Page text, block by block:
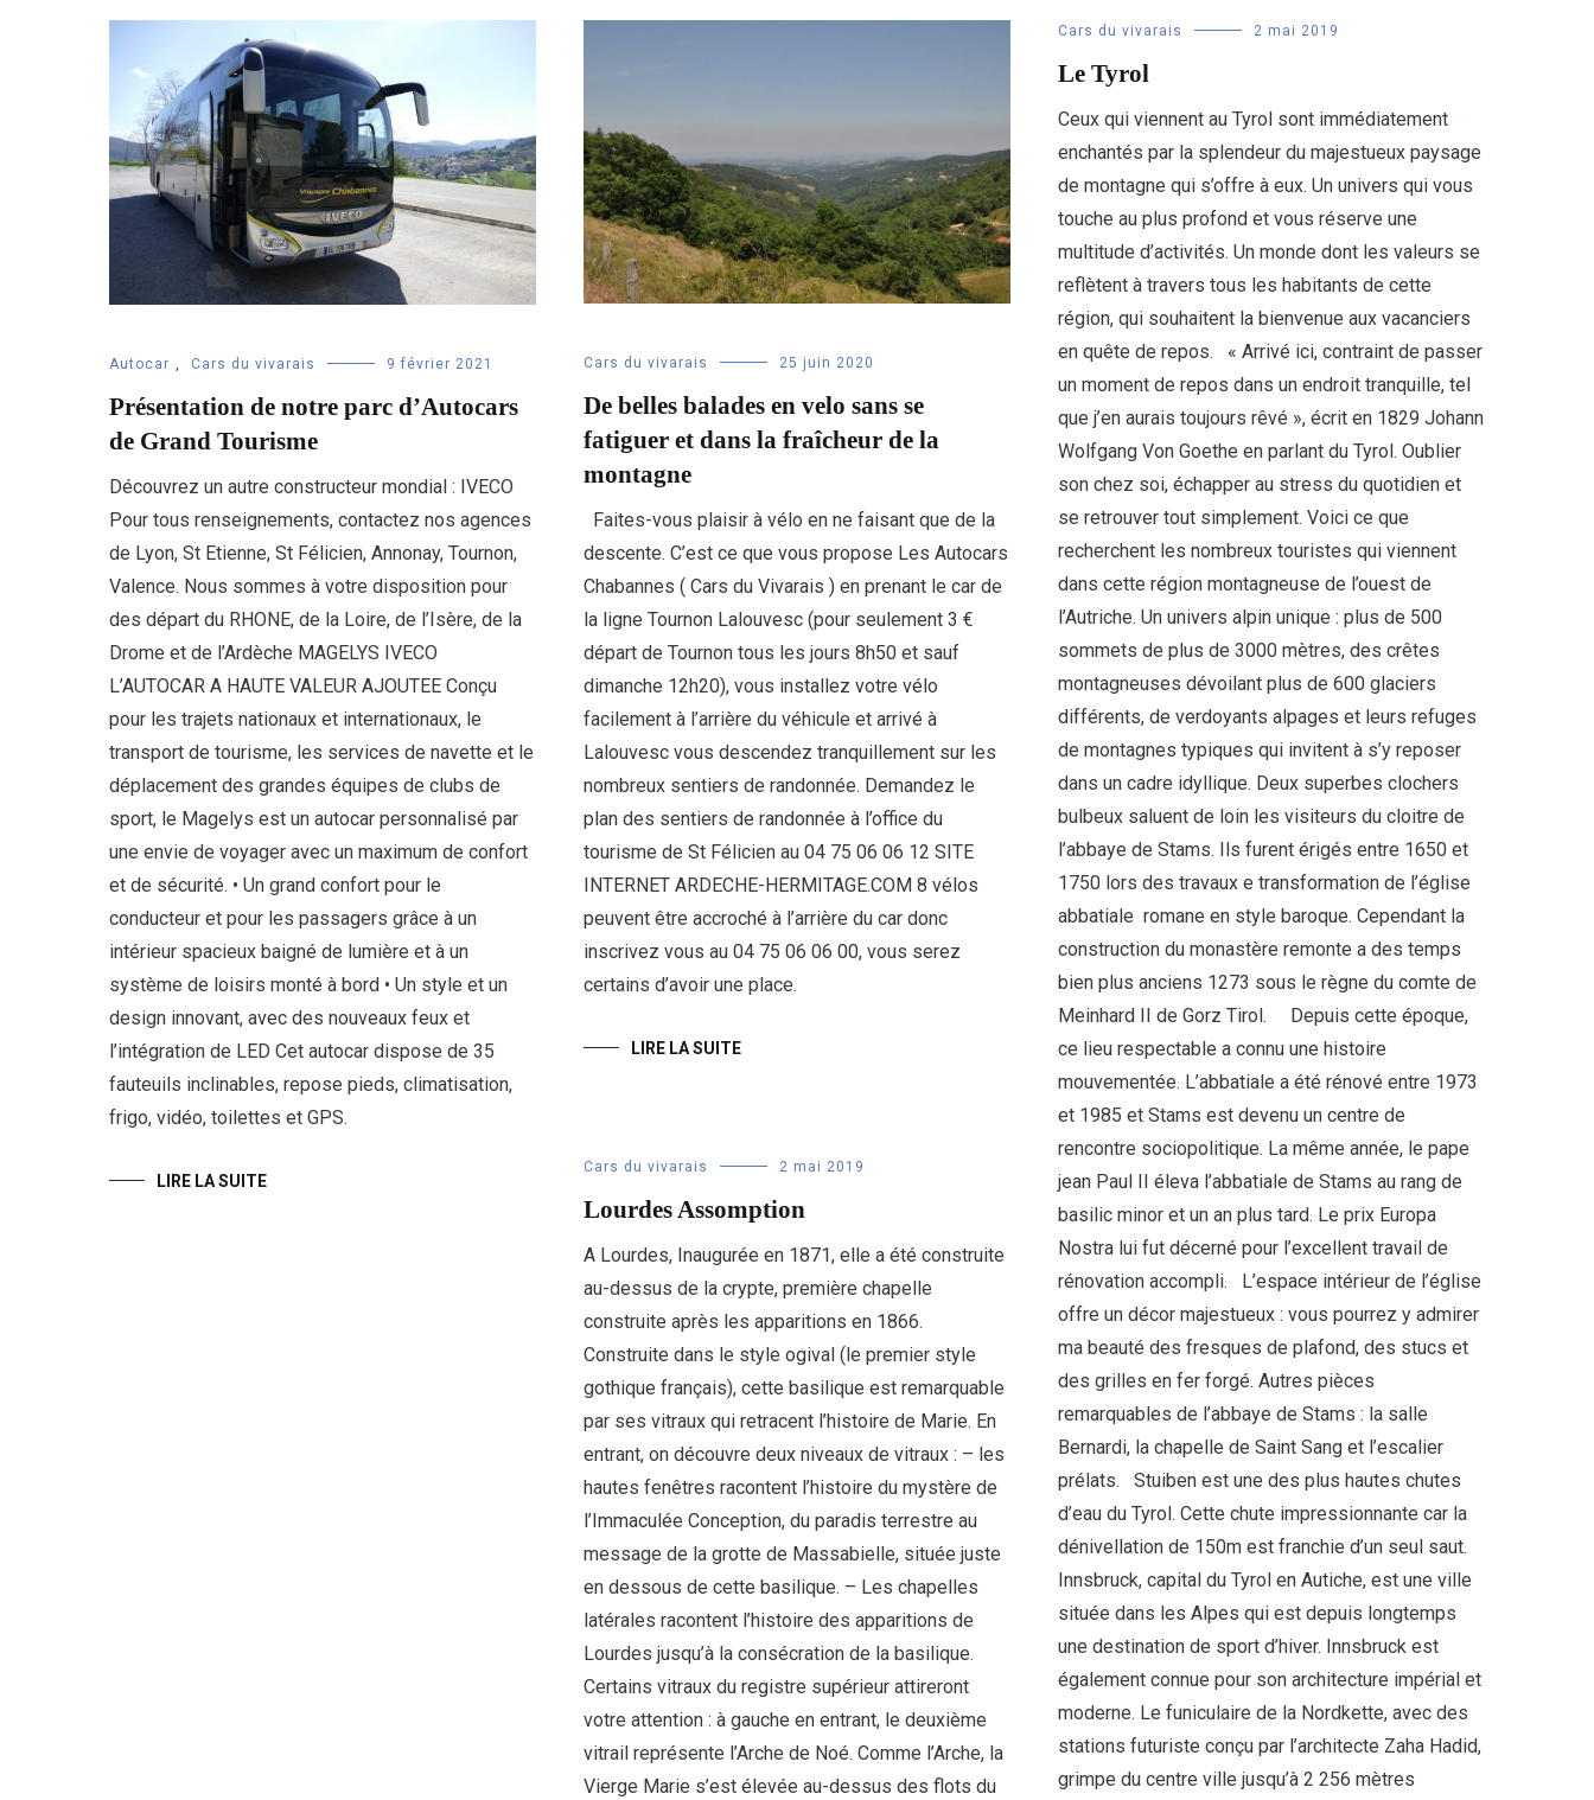
Autocar , Cars du vivarais 9 février 2021
Présentation de notre parc d’Autocars
de Grand Tourisme
Découvrez un autre constructeur mondial : IVECO
Pour tous renseignements, contactez nos agences
de Lyon, St Etienne, St Félicien, Annonay, Tournon,
Valence. Nous sommes à votre disposition pour
des départ du RHONE, de la Loire, de l’Isère, de la
Drome et de l’Ardèche MAGELYS IVECO
L’AUTOCAR A HAUTE VALEUR AJOUTEE Conçu
pour les trajets nationaux et internationaux, le
transport de tourisme, les services de navette et le
déplacement des grandes équipes de clubs de
sport, le Magelys est un autocar personnalisé par
une envie de voyager avec un maximum de confort
et de sécurité. • Un grand confort pour le
conducteur et pour les passagers grâce à un
intérieur spacieux baigné de lumière et à un
système de loisirs monté à bord • Un style et un
design innovant, avec des nouveaux feux et
l’intégration de LED Cet autocar dispose de 35
fauteuils inclinables, repose pieds, climatisation,
frigo, vidéo, toilettes et GPS.
LIRE LA SUITE
Cars du vivarais 25 juin 2020
De belles balades en velo sans se
fatiguer et dans la fraîcheur de la
montagne
Faites-vous plaisir à vélo en ne faisant que de la
descente. C’est ce que vous propose Les Autocars
Chabannes ( Cars du Vivarais ) en prenant le car de
la ligne Tournon Lalouvesc (pour seulement 3 €
départ de Tournon tous les jours 8h50 et sauf
dimanche 12h20), vous installez votre vélo
facilement à l’arrière du véhicule et arrivé à
Lalouvesc vous descendez tranquillement sur les
nombreux sentiers de randonnée. Demandez le
plan des sentiers de randonnée à l’office du
tourisme de St Félicien au 04 75 06 06 12 SITE
INTERNET ARDECHE-HERMITAGE.COM 8 vélos
peuvent être accroché à l’arrière du car donc
inscrivez vous au 04 75 06 06 00, vous serez
certains d’avoir une place.
LIRE LA SUITE
Cars du vivarais 2 mai 2019
Le Tyrol
Ceux qui viennent au Tyrol sont immédiatement
enchantés par la splendeur du majestueux paysage
de montagne qui s’offre à eux. Un univers qui vous
touche au plus profond et vous réserve une
multitude d’activités. Un monde dont les valeurs se
reflètent à travers tous les habitants de cette
région, qui souhaitent la bienvenue aux vacanciers
en quête de repos. « Arrivé ici, contraint de passer
un moment de repos dans un endroit tranquille, tel
que j’en aurais toujours rêvé », écrit en 1829 Johann
Wolfgang Von Goethe en parlant du Tyrol. Oublier
son chez soi, échapper au stress du quotidien et
se retrouver tout simplement. Voici ce que
recherchent les nombreux touristes qui viennent
dans cette région montagneuse de l’ouest de
l’Autriche. Un univers alpin unique : plus de 500
sommets de plus de 3000 mètres, des crêtes
montagneuses dévoilant plus de 600 glaciers
différents, de verdoyants alpages et leurs refuges
de montagnes typiques qui invitent à s’y reposer
dans un cadre idyllique. Deux superbes clochers
bulbeux saluent de loin les visiteurs du cloitre de
l’abbaye de Stams. Ils furent érigés entre 1650 et
1750 lors des travaux e transformation de l’église
abbatiale romane en style baroque. Cependant la
construction du monastère remonte a des temps
bien plus anciens 1273 sous le règne du comte de
Meinhard II de Gorz Tirol. Depuis cette époque,
ce lieu respectable a connu une histoire
mouvementée. L’abbatiale a été rénové entre 1973
et 1985 et Stams est devenu un centre de
rencontre sociopolitique. La même année, le pape
jean Paul II éleva l’abbatiale de Stams au rang de
basilic minor et un an plus tard. Le prix Europa
Nostra lui fut décerné pour l’excellent travail de
rénovation accompli. L’espace intérieur de l’église
offre un décor majestueux : vous pourrez y admirer
ma beauté des fresques de plafond, des stucs et
des grilles en fer forgé. Autres pièces
remarquables de l’abbaye de Stams : la salle
Bernardi, la chapelle de Saint Sang et l’escalier
prélats. Stuiben est une des plus hautes chutes
d’eau du Tyrol. Cette chute impressionnante car la
dénivellation de 150m est franchie d’un seul saut.
Innsbruck, capital du Tyrol en Autiche, est une ville
située dans les Alpes qui est depuis longtemps
une destination de sport d’hiver. Innsbruck est
également connue pour son architecture impérial et
moderne. Le funiculaire de la Nordkette, avec des
stations futuriste conçu par l’architecte Zaha Hadid,
grimpe du centre ville jusqu’à 2 256 mètres
Cars du vivarais 2 mai 2019
Lourdes Assomption
A Lourdes, Inaugurée en 1871, elle a été construite
au-dessus de la crypte, première chapelle
construite après les apparitions en 1866.
Construite dans le style ogival (le premier style
gothique français), cette basilique est remarquable
par ses vitraux qui retracent l’histoire de Marie. En
entrant, on découvre deux niveaux de vitraux : – les
hautes fenêtres racontent l’histoire du mystère de
l’Immaculée Conception, du paradis terrestre au
message de la grotte de Massabielle, située juste
en dessous de cette basilique. – Les chapelles
latérales racontent l’histoire des apparitions de
Lourdes jusqu’à la consécration de la basilique.
Certains vitraux du registre supérieur attireront
votre attention : à gauche en entrant, le deuxième
vitrail représente l’Arche de Noé. Comme l’Arche, la
Vierge Marie s’est élevée au-dessus des flots du